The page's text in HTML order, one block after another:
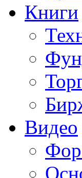
Книги
Видео